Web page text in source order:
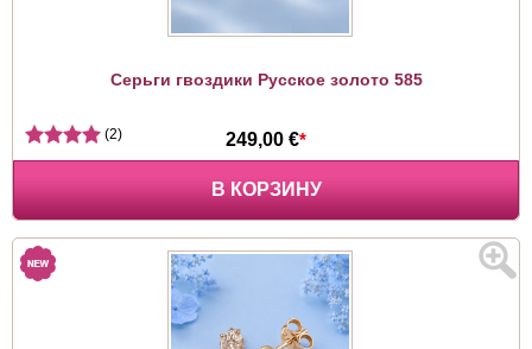
Серьги гвоздики Русское золото 585
249,00 €*
(2)
В КОРЗИНУ